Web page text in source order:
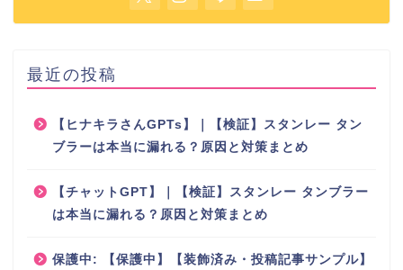
最近の投稿
【ヒナキラさんGPTs】｜【検証】スタンレー タン
ブラーは本当に漏れる？原因と対策まとめ
【チャットGPT】｜【検証】スタンレー タンブラー
は本当に漏れる？原因と対策まとめ
保護中: 【保護中】【装飾済み・投稿記事サンプル】